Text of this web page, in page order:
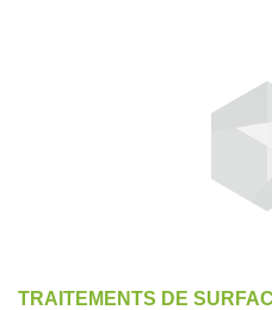
TRAITEMENTS DE